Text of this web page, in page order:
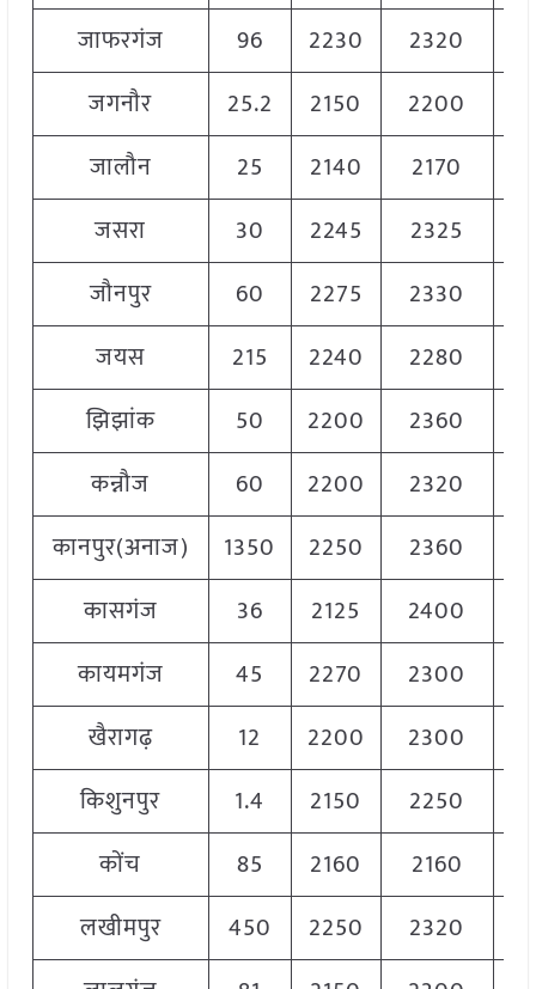
जाफरगंज
96 2230 2320
जगनाैर
25.2 2150 2200
जालौन
25 2140 2170
जसरा
30 2245 2325
जौनपुर
60 2275 2330
जयस
215 2240 2280
झिझांक
50 2200 2360
कन्नौज
60 2200 2320
कानपुर(अनाज)
1350 2250 2360
कासगंज
36 2125 2400
कायमगंज
45 2270 2300
खैरागढ़
12 2200 2300
किशुनपुर
1.4 2150 2250
कोंच
85 2160 2160
लखीमपुर
450 2250 2320